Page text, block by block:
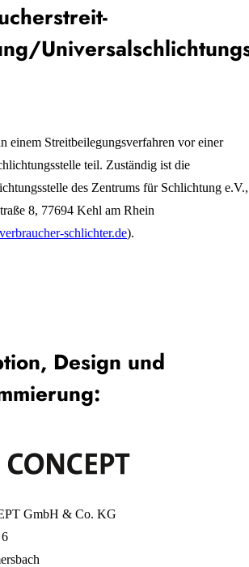
einem Streitbeilegungsverfahren vor einer
teil. Zuständig ist die
des Zentrums für Schlichtung e.V.,
8, 77694 Kehl am Rhein
schlichter.de).
Design und
GmbH & Co. KG